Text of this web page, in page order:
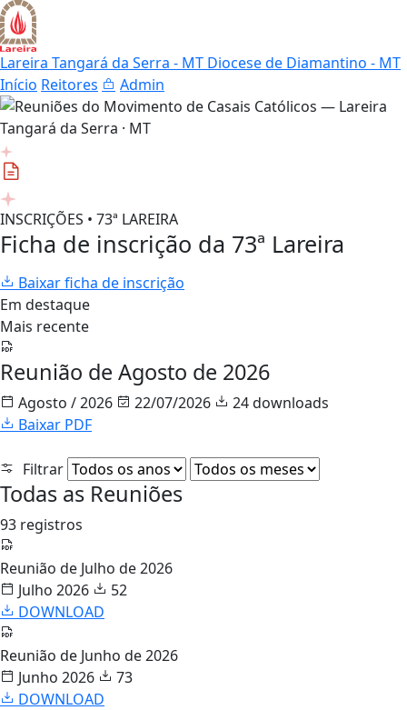
Lareira Tangará da Serra - MT Diocese de Diamantino - MT
Início Reitores Admin
INSCRIÇÕES • 73ª LAREIRA
Ficha de inscrição da 73ª Lareira
Baixar ficha de inscrição
Em destaque
Mais recente
Reunião de Agosto de 2026
Agosto / 2026 22/07/2026
24 downloads
Baixar PDF
Filtrar
Todas as Reuniões
93 registros
Reunião de Julho de 2026
Julho 2026
52
DOWNLOAD
Reunião de Junho de 2026
Junho 2026
73
DOWNLOAD